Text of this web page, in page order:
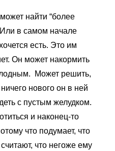
найти “более
в самом начале
есть. Это им
Он может накормить
Может решить,
нового он в ней
с пустым желудком.
и наконец-то
что подумает, что
что негоже ему